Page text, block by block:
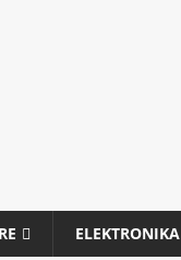
ELEKTRONIKA